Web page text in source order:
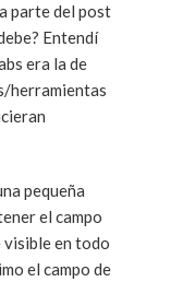
parte del post
Entendí
era la de
herramientas
pequeña
el campo
visible en todo
el campo de